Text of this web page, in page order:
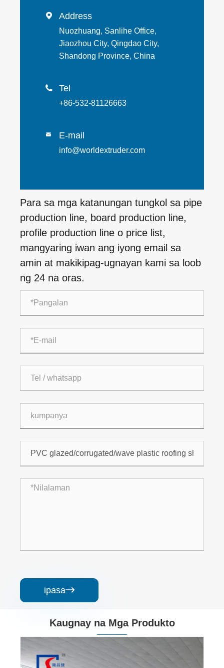
 Address
Nuozhuang, Sanlihe Office,
Jiaozhou City, Qingdao City,
Shandong Province, China
 Tel
+86-532-81126663
 E-mail
info@worldextruder.com
Para sa mga katanungan tungkol sa pipe
production line, board production line,
profile production line o price list,
mangyaring iwan ang iyong email sa
amin at makikipag-ugnayan kami sa loob
ng 24 na oras.
ipasa
Kaugnay na Mga Produkto